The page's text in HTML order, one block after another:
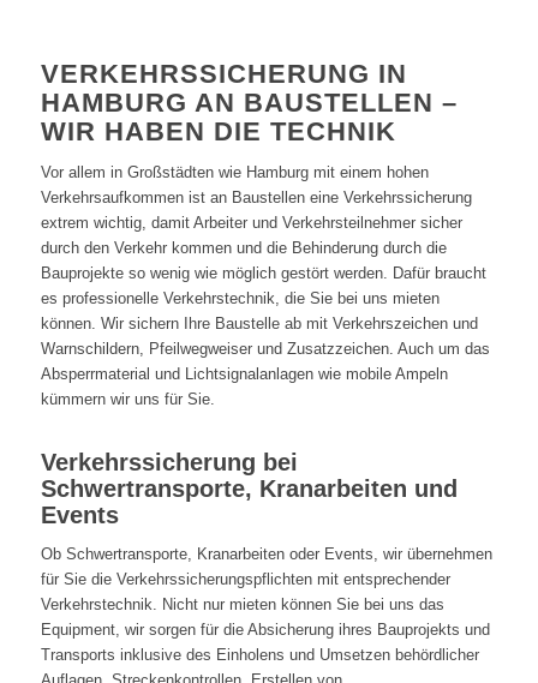
VERKEHRSSICHERUNG IN
HAMBURG AN BAUSTELLEN –
WIR HABEN DIE TECHNIK
Vor allem in Großstädten wie Hamburg mit einem hohen
Verkehrsaufkommen ist an Baustellen eine Verkehrssicherung
extrem wichtig, damit Arbeiter und Verkehrsteilnehmer sicher
durch den Verkehr kommen und die Behinderung durch die
Bauprojekte so wenig wie möglich gestört werden. Dafür braucht
es professionelle Verkehrstechnik, die Sie bei uns mieten
können. Wir sichern Ihre Baustelle ab mit Verkehrszeichen und
Warnschildern, Pfeilwegweiser und Zusatzzeichen. Auch um das
Absperrmaterial und Lichtsignalanlagen wie mobile Ampeln
kümmern wir uns für Sie.
Verkehrssicherung bei
Schwertransporte, Kranarbeiten und
Events
Ob Schwertransporte, Kranarbeiten oder Events, wir übernehmen
für Sie die Verkehrssicherungspflichten mit entsprechender
Verkehrstechnik. Nicht nur mieten können Sie bei uns das
Equipment, wir sorgen für die Absicherung ihres Bauprojekts und
Transports inklusive des Einholens und Umsetzen behördlicher